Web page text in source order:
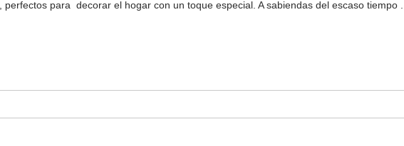
para decorar el hogar con un toque especial. A sabiendas del escaso tiempo ...